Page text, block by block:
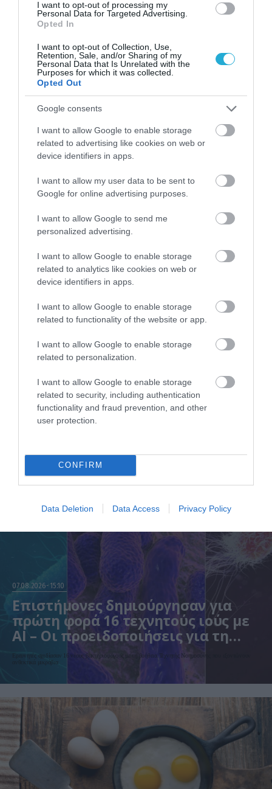
I want to opt-out of processing my
Personal Data for Targeted Advertising.
Opted In
I want to opt-out of Collection, Use,
Retention, Sale, and/or Sharing of my
Personal Data that Is Unrelated with the
Purposes for which it was collected.
Opted Out
Google consents
I want to allow Google to enable storage
related to advertising like cookies on web or
device identifiers in apps.
I want to allow my user data to be sent to
Google for online advertising purposes.
I want to allow Google to send me
personalized advertising.
I want to allow Google to enable storage
related to analytics like cookies on web or
device identifiers in apps.
I want to allow Google to enable storage
related to functionality of the website or app.
I want to allow Google to enable storage
related to personalization.
I want to allow Google to enable storage
related to security, including authentication
functionality and fraud prevention, and other
user protection.
CONFIRM
Data Deletion Data Access Privacy Policy
Ποιοι είναι οι φυσιολογικοί καρδιακοί
παλμοί και ποια τα επικίνδυνα όρια –
Πότε πρέπει να ανησυχήσετε
ΠΕΡΙΣΣΟΤΕΡΑ
Αυτά είναι τα φρούτα και τα
εποχικές επιλογές που πρέπει να
βάλετε στο τραπέζι σας
07.08.2026 15:10
Επιστήμονες δημιούργησαν για
πρώτη φορά 16 τεχνητούς ιούς με
AI – Οι προειδοποιήσεις για τη
βιοασφάλεια
Ερευνητές σχεδίασαν 16 νέους βακτηριοφάγους με τη βοήθεια Τεχνητής Νοημοσύνης που εξοντώνουν
ανθεκτικά μικρόβια